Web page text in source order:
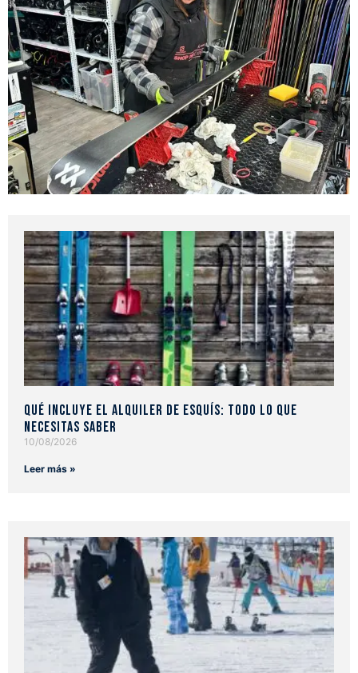
Qué incluye el alquiler de esquís: todo lo que
necesitas saber
10/08/2026
Leer más »